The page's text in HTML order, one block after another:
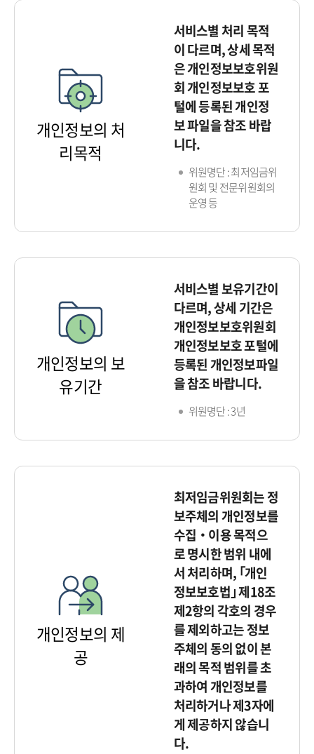
개인정보의 처
리목적
서비스별 처리 목적
이 다르며, 상세 목적
은 개인정보보호위원
회 개인정보보호 포
털에 등록된 개인정
보 파일을 참조 바랍
니다.
위원명단 : 최저임금위
원회 및 전문위원회의
운영 등
개인정보의 보
유기간
서비스별 보유기간이
다르며, 상세 기간은
개인정보보호위원회
개인정보보호 포털에
등록된 개인정보파일
을 참조 바랍니다.
위원명단 : 3년
개인정보의 제
공
최저임금위원회는 정
보주체의 개인정보를
수집‧이용 목적으
로 명시한 범위 내에
서 처리하며, ｢개인
정보보호법｣ 제18조
제2항의 각호의 경우
를 제외하고는 정보
주체의 동의 없이 본
래의 목적 범위를 초
과하여 개인정보를
처리하거나 제3자에
게 제공하지 않습니
다.